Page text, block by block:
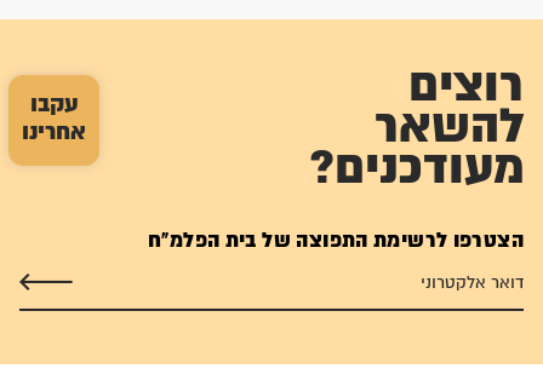
עקבו
אחרינו
רוצים
להשאר
מעודכנים?
הצטרפו לרשימת התפוצה של בית הפלמ"ח